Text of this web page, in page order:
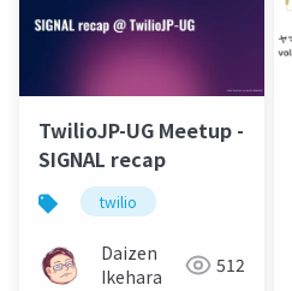
TwilioJP-UG Meetup -
SIGNAL recap
twilio
Daizen
Ikehara
512